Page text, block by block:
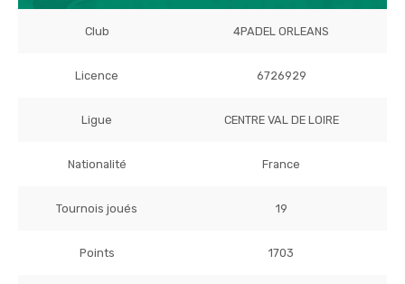
Club 4PADEL ORLEANS
Licence 6726929
Ligue CENTRE VAL DE LOIRE
Nationalité France
Tournois joués 19
Points 1703